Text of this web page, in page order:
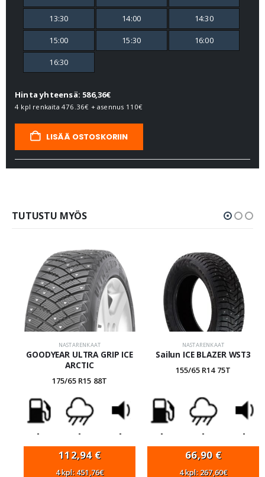
13:30 14:00 14:30
15:00 15:30 16:00
16:30
Hinta yhteensä: 586,36€
4 kpl renkaita 476.36€ + asennus 110€
LISÄÄ OSTOSKORIIN
TUTUSTU MYÖS
NASTARENKAAT
GOODYEAR ULTRA GRIP ICE
ARCTIC
175/65 R15 88T
- - -
112,94 €
4 kpl: 451,76€
NASTARENKAAT
Sailun ICE BLAZER WST3
155/65 R14 75T
- - -
66,90 €
4 kpl: 267,60€